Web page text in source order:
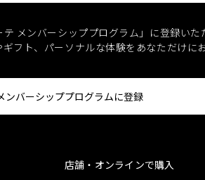
テ メンバーシッププログラム」に登録いた
ギフト、パーソナルな体験をあなただけに
ンバーシッププログラムに登録
店舗・オンラインで購入